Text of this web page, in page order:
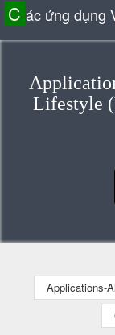
C ác ứng dụng
Lifestyle
Applications-